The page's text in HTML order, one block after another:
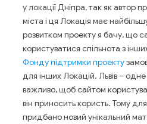
у локації Дніпра, так як автор
міста і ця Локація має
розвитком проекту я бачу, що
користуватися спільнота з
Фонду підтримки проекту
для інших Локацій. Львів – одне
важливо, щоб сайтом
він приносить користь. Тому
придбано новий унікальний